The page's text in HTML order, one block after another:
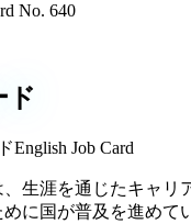
No. 640
ド
English Job Card
生涯を通じたキャリ
に国が普及を進めて